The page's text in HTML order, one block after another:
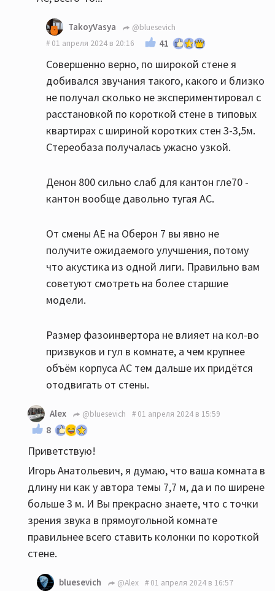
TakoyVasya
@bluesevich
01 апреля 2024 в 20:16
41
Совершенно верно, по широкой стене я
добивался звучания такого, какого и близко
не получал сколько не экспериментировал с
расстановкой по короткой стене в типовых
квартирах с шириной коротких стен 3-3,5м.
Стереобаза получалась ужасно узкой.
Денон 800 сильно слаб для кантон гле70 -
кантон вообще давольно тугая АС.
От смены АЕ на Оберон 7 вы явно не
получите ожидаемого улучшения, потому
что акустика из одной лиги. Правильно вам
советуют смотреть на более старшие
модели.
Размер фазоинвертора не влияет на кол-во
призвуков и гул в комнате, а чем крупнее
объём корпуса АС тем дальше их придётся
отодвигать от стены.
Alex @bluesevich 01 апреля 2024 в 15:59
8
Приветствую!
Игорь Анатольевич, я думаю, что ваша комната в
длину ни как у автора темы 7,7 м, да и по ширене
больше 3 м. И Вы прекрасно знаете, что с точки
зрения звука в прямоугольной комнате
правильнее всего ставить колонки по короткой
стене.
bluesevich @Alex 01 апреля 2024 в 16:57